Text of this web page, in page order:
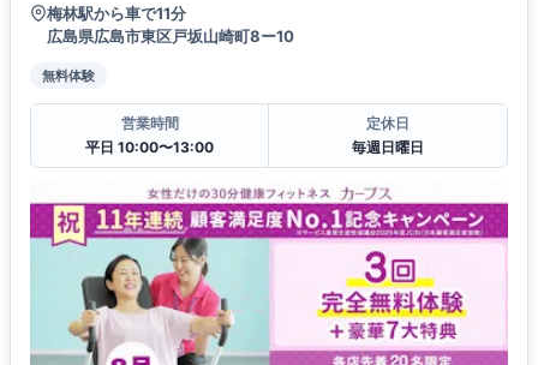
梅林駅から車で11分
広島県広島市東区戸坂山崎町8ー10
無料体験
営業時間
平日 10:00〜13:00
定休日
毎週日曜日